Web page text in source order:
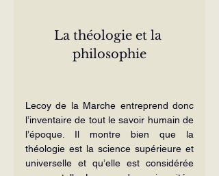
La théologie et la
philosophie
Lecoy de la Marche entreprend donc
l’inventaire de tout le savoir humain de
l’époque. Il montre bien que la
théologie est la science supé­rieure et
universelle et qu’elle est considérée